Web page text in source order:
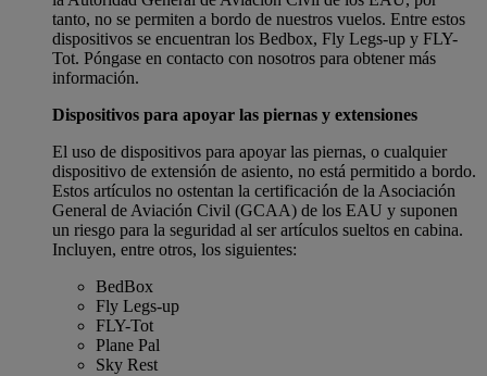
tanto, no se permiten a bordo de nuestros vuelos. Entre estos
dispositivos se encuentran los Bedbox, Fly Legs-up y FLY-
Tot. Póngase en contacto con nosotros para obtener más
información.
Dispositivos para apoyar las piernas y extensiones
El uso de dispositivos para apoyar las piernas, o cualquier
dispositivo de extensión de asiento, no está permitido a bordo.
Estos artículos no ostentan la certificación de la Asociación
General de Aviación Civil (GCAA) de los EAU y suponen
un riesgo para la seguridad al ser artículos sueltos en cabina.
Incluyen, entre otros, los siguientes:
BedBox
Fly Legs-up
FLY-Tot
Plane Pal
Sky Rest